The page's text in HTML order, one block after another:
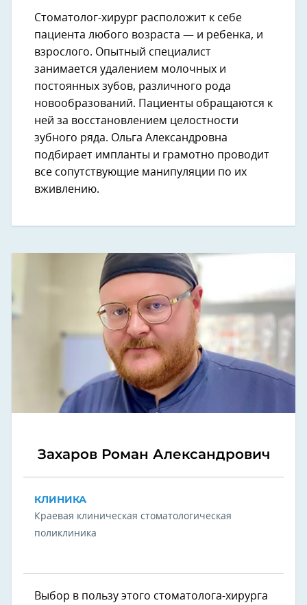
Стоматолог-хирург расположит к себе
пациента любого возраста — и ребенка, и
взрослого. Опытный специалист
занимается удалением молочных и
постоянных зубов, различного рода
новообразований. Пациенты обращаются к
ней за восстановлением целостности
зубного ряда. Ольга Александровна
подбирает импланты и грамотно проводит
все сопутствующие манипуляции по их
вживлению.
Захаров Роман Александрович
КЛИНИКА
Краевая клиническая стоматологическая
поликлиника
Выбор в пользу этого стоматолога-хирурга